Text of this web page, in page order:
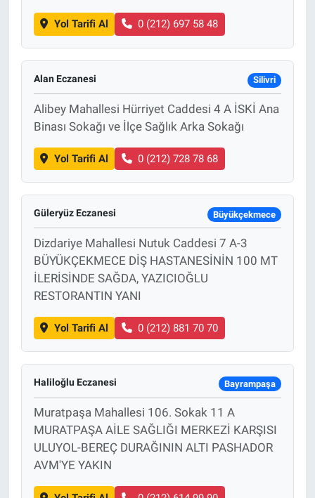
Yol Tarifi Al 0 (212) 697 58 48
Alan Eczanesi Silivri
Alibey Mahallesi Hürriyet Caddesi 4 A İSKİ Ana
Binası Sokağı ve İlçe Sağlık Arka Sokağı
Yol Tarifi Al 0 (212) 728 78 68
Güleryüz Eczanesi Büyükçekmece
Dizdariye Mahallesi Nutuk Caddesi 7 A-3
BÜYÜKÇEKMECE DİŞ HASTANESİNİN 100 MT
İLERİSİNDE SAĞDA, YAZICIOĞLU
RESTORANTIN YANI
Yol Tarifi Al 0 (212) 881 70 70
Haliloğlu Eczanesi Bayrampaşa
Muratpaşa Mahallesi 106. Sokak 11 A
MURATPAŞA AİLE SAĞLIĞI MERKEZİ KARŞISI
ULUYOL-BEREÇ DURAĞININ ALTI PASHADOR
AVM'YE YAKIN